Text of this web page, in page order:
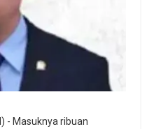
- Masuknya ribuan